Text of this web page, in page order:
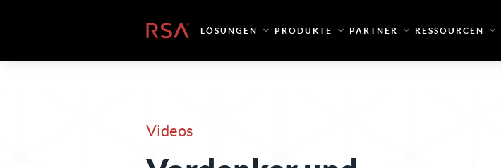
StartseiteLÖSUNGEN PRODUKTE PARTNER RESSOURCEN
Videos